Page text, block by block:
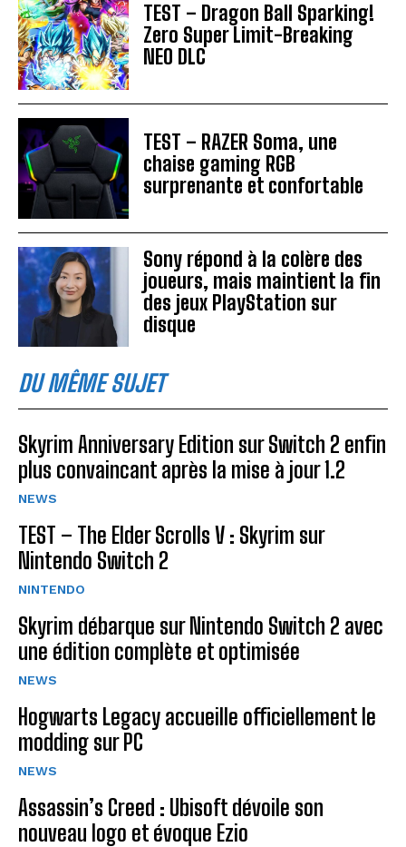
TEST – Dragon Ball Sparking!
Zero Super Limit-Breaking
NEO DLC
TEST – RAZER Soma, une
chaise gaming RGB
surprenante et confortable
Sony répond à la colère des
joueurs, mais maintient la fin
des jeux PlayStation sur
disque
DU MÊME SUJET
Skyrim Anniversary Edition sur Switch 2 enfin
plus convaincant après la mise à jour 1.2
NEWS
TEST – The Elder Scrolls V : Skyrim sur
Nintendo Switch 2
NINTENDO
Skyrim débarque sur Nintendo Switch 2 avec
une édition complète et optimisée
NEWS
Hogwarts Legacy accueille officiellement le
modding sur PC
NEWS
Assassin’s Creed : Ubisoft dévoile son
nouveau logo et évoque Ezio